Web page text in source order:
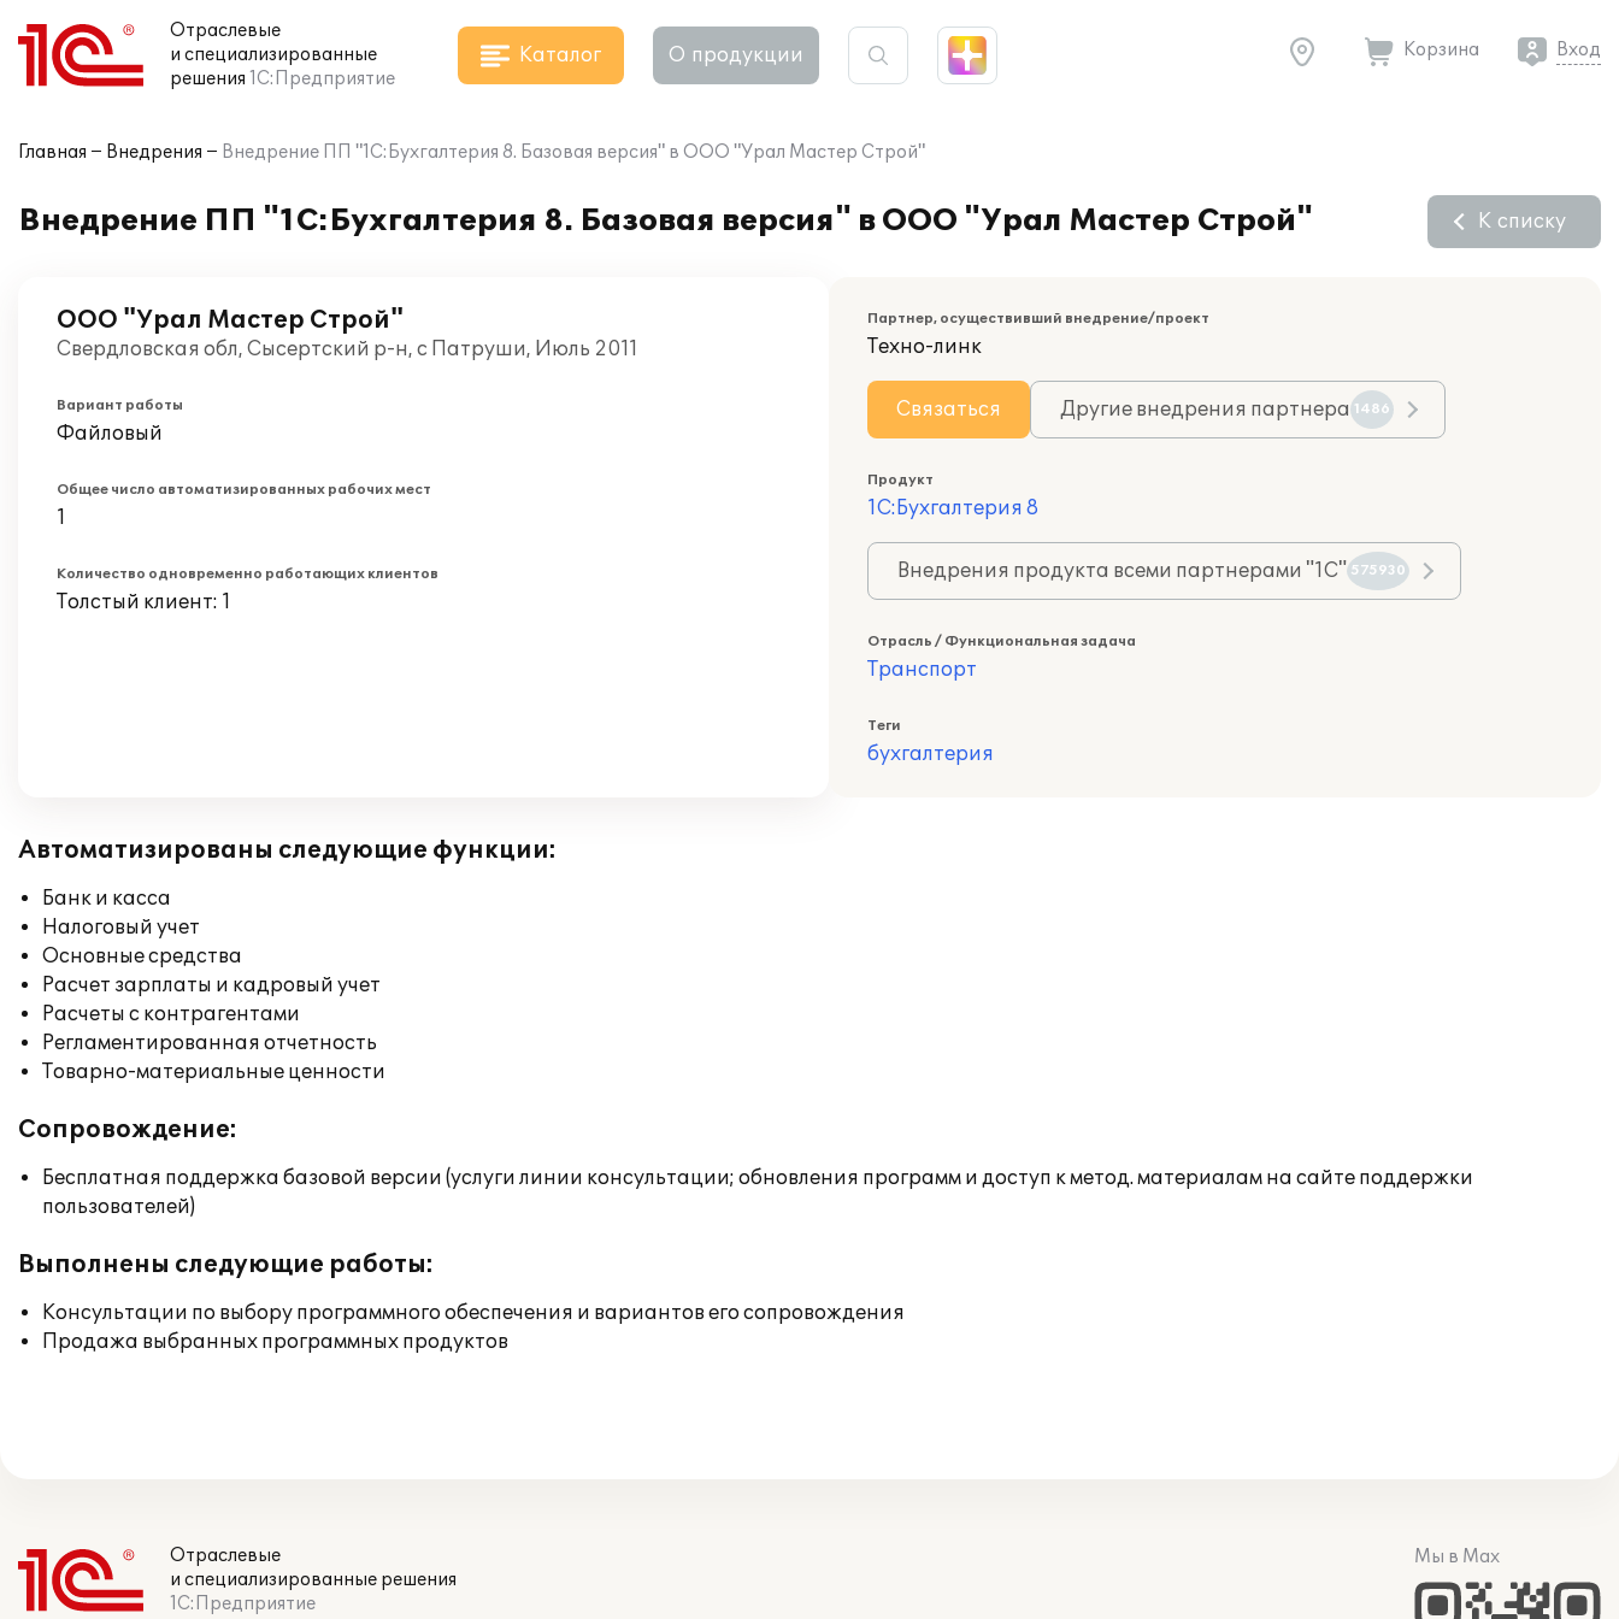
Отраслевые
и специализированные
решения 1С:Предприятие
Каталог О продукции Корзина Вход
Главная Внедрения Внедрение ПП "1С:Бухгалтерия 8. Базовая версия" в ООО "Урал Мастер Строй"
Внедрение ПП "1С:Бухгалтерия 8. Базовая версия" в ООО "Урал Мастер Строй" К списку
ООО "Урал Мастер Строй"
Свердловская обл, Сысертский р-н, с Патруши, Июль 2011
Вариант работы
Файловый
Общее число автоматизированных рабочих мест
1
Количество одновременно работающих клиентов
Толстый клиент: 1
Партнер, осуществивший внедрение/проект
Техно-линк
Связаться Другие внедрения партнера 1486
Продукт
1С:Бухгалтерия 8
Внедрения продукта всеми партнерами "1С" 575930
Отрасль / Функциональная задача
Транспорт
Теги
бухгалтерия
Автоматизированы следующие функции:
Банк и касса
Налоговый учет
Основные средства
Расчет зарплаты и кадровый учет
Расчеты с контрагентами
Регламентированная отчетность
Товарно-материальные ценности
Сопровождение:
Бесплатная поддержка базовой версии (услуги линии консультации; обновления программ и доступ к метод. материалам на сайте поддержки
пользователей)
Выполнены следующие работы:
Консультации по выбору программного обеспечения и вариантов его сопровождения
Продажа выбранных программных продуктов
Отраслевые
и специализированные решения
1С:Предприятие
Мы в Max